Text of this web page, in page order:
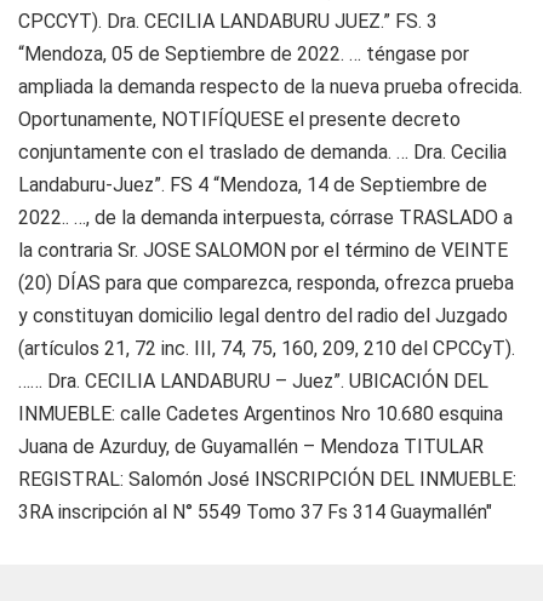
CPCCYT). Dra. CECILIA LANDABURU JUEZ.” FS. 3
“Mendoza, 05 de Septiembre de 2022. … téngase por
ampliada la demanda respecto de la nueva prueba ofrecida.
Oportunamente, NOTIFÍQUESE el presente decreto
conjuntamente con el traslado de demanda. … Dra. Cecilia
Landaburu-Juez”. FS 4 “Mendoza, 14 de Septiembre de
2022.. …, de la demanda interpuesta, córrase TRASLADO a
la contraria Sr. JOSE SALOMON por el término de VEINTE
(20) DÍAS para que comparezca, responda, ofrezca prueba
y constituyan domicilio legal dentro del radio del Juzgado
(artículos 21, 72 inc. III, 74, 75, 160, 209, 210 del CPCCyT).
…… Dra. CECILIA LANDABURU – Juez”. UBICACIÓN DEL
INMUEBLE: calle Cadetes Argentinos Nro 10.680 esquina
Juana de Azurduy, de Guyamallén – Mendoza TITULAR
REGISTRAL: Salomón José INSCRIPCIÓN DEL INMUEBLE:
3RA inscripción al N° 5549 Tomo 37 Fs 314 Guaymallén"